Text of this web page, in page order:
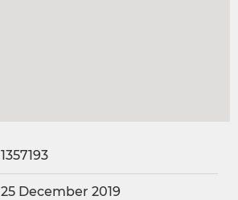
1357193
25 December 2019